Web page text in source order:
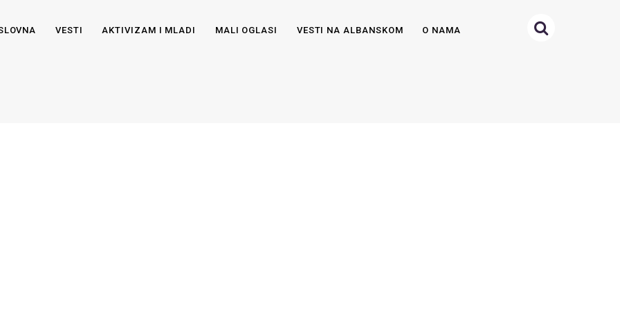
VESTI AKTIVIZAM I MLADI MALI OGLASI VESTI NA ALBANSKOM O NAMA